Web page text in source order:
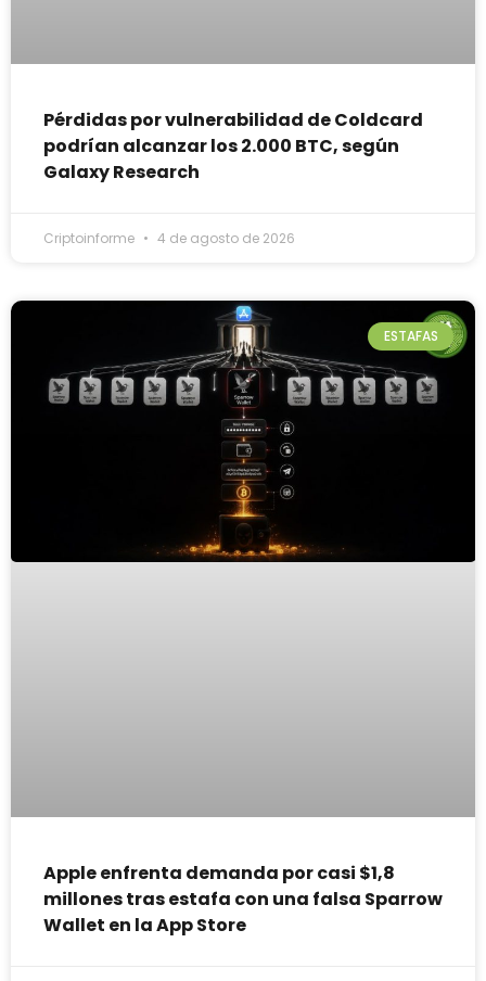
Pérdidas por vulnerabilidad de Coldcard
podrían alcanzar los 2.000 BTC, según
Galaxy Research
Criptoinforme 4 de agosto de 2026
ESTAFAS
Apple enfrenta demanda por casi $1,8
millones tras estafa con una falsa Sparrow
Wallet en la App Store